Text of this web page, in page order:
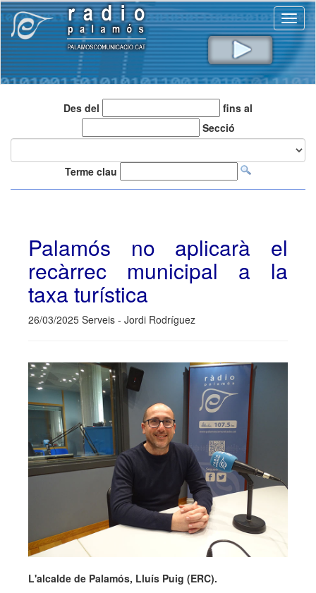
Des del
fins al
Secció
Terme clau
Palamós no aplicarà el
recàrrec municipal a la
taxa turística
26/03/2025 Serveis - Jordi Rodríguez
L'alcalde de Palamós, Lluís Puig (ERC).